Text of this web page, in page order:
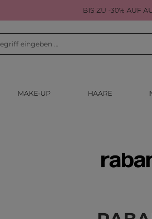
BIS ZU -30% AUF
MAKE-UP HAARE